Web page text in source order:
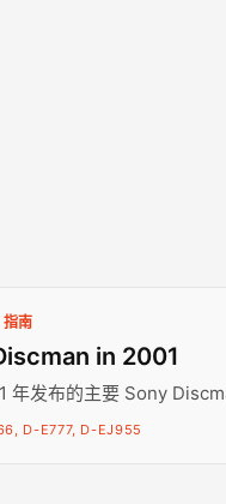
南
in 2001
年发布的主要 Sony
D-E777, D-EJ955